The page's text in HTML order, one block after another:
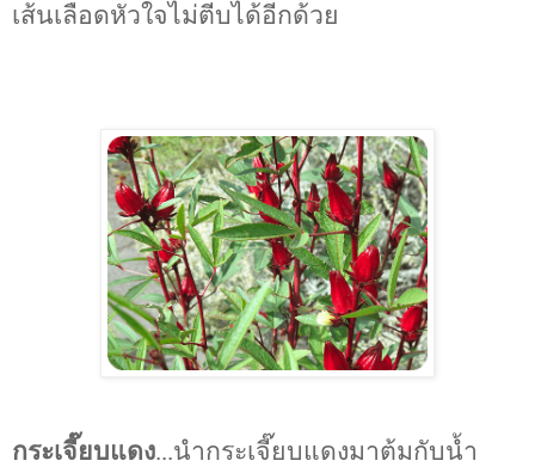
เส้นเลือดหัวใจไม่ตีบได้อีกด้วย
กระเจี๊ยบแดง...นำกระเจี๊ยบแดงมาต้มกับน้ำ